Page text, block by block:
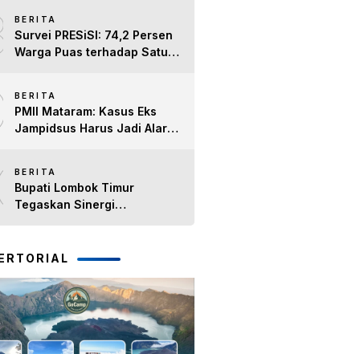
Kepedulian Sosial
BERITA
Survei PRESiSI: 74,2 Persen
Warga Puas terhadap Satu
BERITA
PMII Mataram: Kasus Eks
Jampidsus Harus Jadi Alarm
BERITA
Bupati Lombok Timur
Tegaskan Sinergi
dan Kapolres Lombok Timur